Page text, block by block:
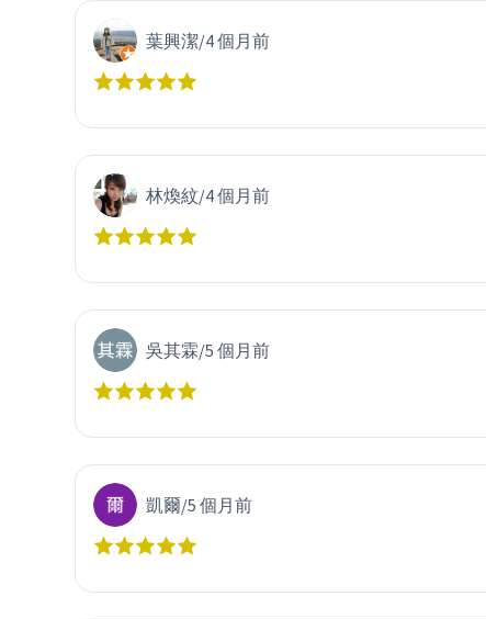
葉興潔/4 個月前
林煥紋/4 個月前
吳其霖/5 個月前
凱爾/5 個月前